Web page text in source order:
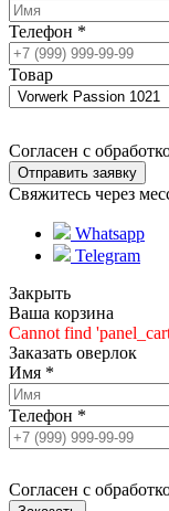
Телефон *
Товар
Согласен с
Свяжитесь через
Whatsapp
Telegram
Закрыть
Ваша корзина
Cannot find
Заказать оверлок
Имя *
Телефон *
Согласен с